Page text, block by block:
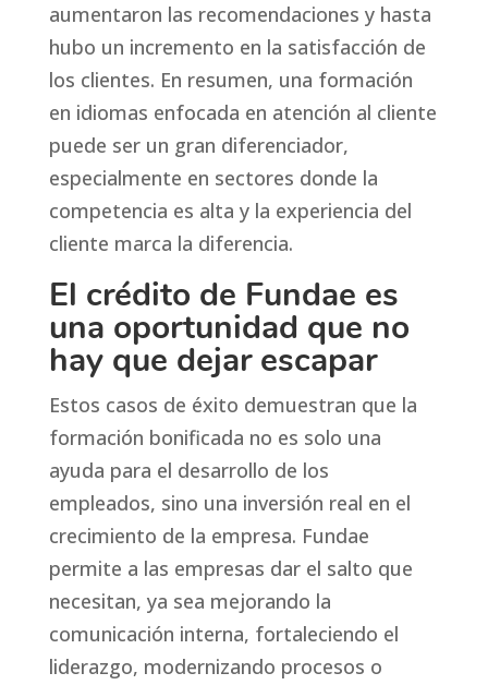
aumentaron las recomendaciones y hasta
hubo un incremento en la satisfacción de
los clientes. En resumen, una formación
en idiomas enfocada en atención al cliente
puede ser un gran diferenciador,
especialmente en sectores donde la
competencia es alta y la experiencia del
cliente marca la diferencia.
El crédito de Fundae es
una oportunidad que no
hay que dejar escapar
Estos casos de éxito demuestran que la
formación bonificada no es solo una
ayuda para el desarrollo de los
empleados, sino una inversión real en el
crecimiento de la empresa. Fundae
permite a las empresas dar el salto que
necesitan, ya sea mejorando la
comunicación interna, fortaleciendo el
liderazgo, modernizando procesos o